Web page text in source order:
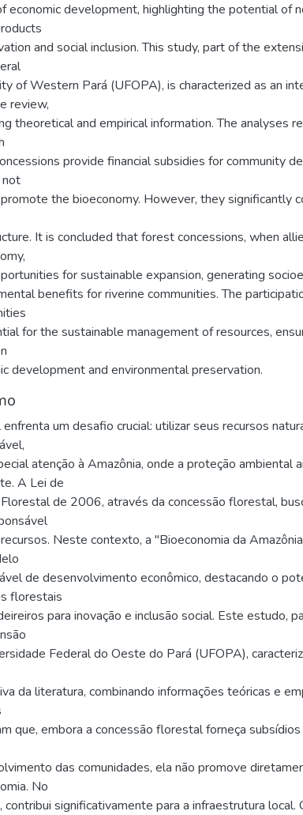
economic development, highlighting the potential of
and social inclusion. This study, part of the
of Western Pará (UFOPA), is characterized as an
review,
theoretical and empirical information. The analyses
provide financial subsidies for community
the bioeconomy. However, they significantly
It is concluded that forest concessions, when
for sustainable expansion, generating
benefits for riverine communities. The
for the sustainable management of resources,
development and environmental preservation.
um desafio crucial: utilizar seus recursos
atenção à Amazônia, onde a proteção ambiental
A Lei de
de 2006, através da concessão florestal,
Neste contexto, a "Bioeconomia da
de desenvolvimento econômico, destacando o
florestais
para inovação e inclusão social. Este estudo,
Federal do Oeste do Pará (UFOPA),
da literatura, combinando informações teóricas e
que, embora a concessão florestal forneça
das comunidades, ela não promove
No
contribui significativamente para a infraestrutura local.